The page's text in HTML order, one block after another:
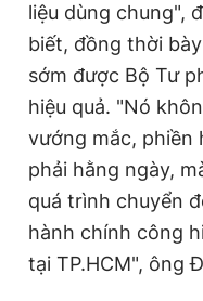
liệu dùng chung",
biết, đồng thời
sớm được Bộ Tư
hiệu quả. "Nó
vướng mắc, phiền
phải hằng ngày,
quá trình chuyển
hành chính công
tại TP.HCM", ông